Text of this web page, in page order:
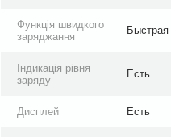
Функція швидкого
заряджання
Індикація рівня
заряду
Есть
Дисплей Есть